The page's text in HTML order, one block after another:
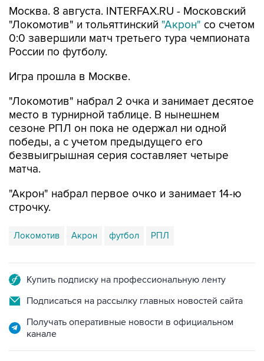
Москва. 8 августа. INTERFAX.RU - Московский
"Локомотив" и тольяттинский "Акрон" со счетом
0:0 завершили матч третьего тура чемпионата
России по футболу.
Игра прошла в Москве.
"Локомотив" набрал 2 очка и занимает десятое
место в турнирной таблице. В нынешнем
сезоне РПЛ он пока не одержал ни одной
победы, а с учетом предыдущего его
безвыигрышная серия составляет четыре
матча.
"Акрон" набрал первое очко и занимает 14-ю
строчку.
Локомотив Акрон футбол РПЛ
Купить подписку на профессиональную ленту
Подписаться на рассылку главных новостей сайта
Получать оперативные новости в официальном
канале